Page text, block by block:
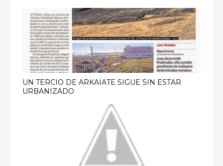
UN TERCIO DE ARKAIATE SIGUE SIN ESTAR
URBANIZADO